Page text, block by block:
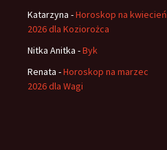
Katarzyna -Horoskop na kwiecień
2026 dla Koziorożca
Nitka Anitka -Byk
Renata -Horoskop na marzec
2026 dla Wagi